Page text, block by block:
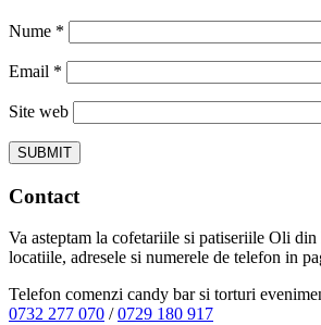
Nume *
Email *
Site web
Contact
Va asteptam la cofetariile si patiseriile Oli
locatiile, adresele si numerele de telefon in
Telefon comenzi candy bar si torturi
0732 277 070 /0729 180 917